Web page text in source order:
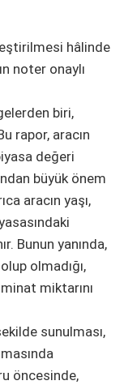
hâlinde
noter onaylı
biri,
rapor, aracın
değeri
büyük önem
aracın yaşı,
Bunun yanında,
olmadığı,
miktarını
sunulması,
öncesinde,